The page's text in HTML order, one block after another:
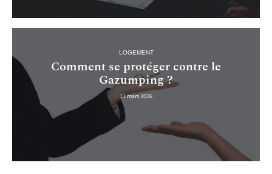
LOGEMENT
Comment se protéger contre le
Gazumping ?
11 mars 2026